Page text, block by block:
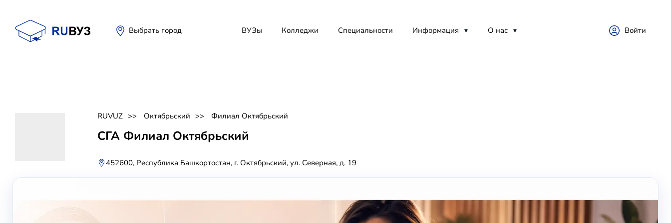
Выбрать город ВУЗы Колледжи Специальности Информация О нас Войти
RUVUZ Октябрьский Филиал Октябрьский
СГА Филиал Октябрьский
452600, Республика Башкортостан, г. Октябрьский, ул. Северная, д. 19